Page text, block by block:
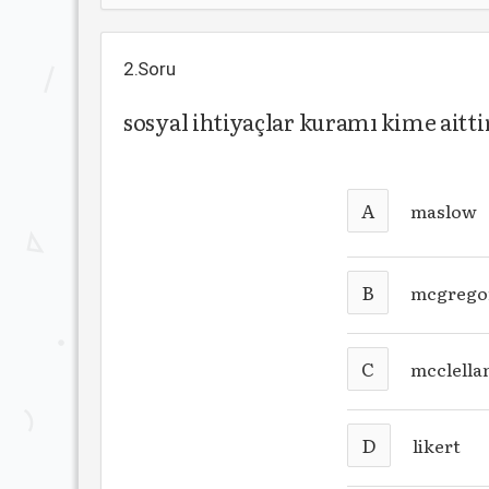
2.Soru
sosyal ihtiyaçlar kuramı kime
A maslow
B
C
D likert